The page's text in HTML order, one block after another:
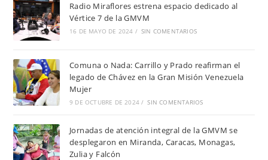
Radio Miraflores estrena espacio dedicado al
Vértice 7 de la GMVM
16 DE MAYO DE 2024 / SIN COMENTARIOS
Comuna o Nada: Carrillo y Prado reafirman el
legado de Chávez en la Gran Misión Venezuela
Mujer
9 DE OCTUBRE DE 2024 / SIN COMENTARIOS
Jornadas de atención integral de la GMVM se
desplegaron en Miranda, Caracas, Monagas,
Zulia y Falcón